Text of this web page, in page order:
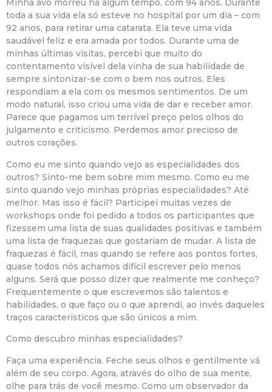
Minha avó morreu há algum tempo, com 94 anos. Durante
toda a sua vida ela só esteve no hospital por um dia – com
92 anos, para retirar uma catarata. Ela teve uma vida
saudável feliz e era amada por todos. Durante uma de
minhas últimas visitas, percebi que muito do
contentamento visível dela vinha de sua habilidade de
sempre sintonizar-se com o bem nos outros. Eles
respondiam a ela com os mesmos sentimentos. De um
modo natural, isso criou uma vida de dar e receber amor.
Parece que pagamos um terrível preço pelos olhos do
julgamento e criticismo. Perdemos amor precioso de
outros corações.
Como eu me sinto quando vejo as especialidades dos
outros? Sinto-me bem sobre mim mesmo. Como eu me
sinto quando vejo minhas próprias especialidades? Até
melhor. Mas isso é fácil? Participei muitas vezes de
workshops onde foi pedido a todos os participantes que
fizessem uma lista de suas qualidades positivas e também
uma lista de fraquezas que gostariam de mudar. A lista de
fraquezas é fácil, mas quando se refere aos pontos fortes,
quase todos nós achamos difícil escrever pelo menos
alguns. Será que posso dizer que realmente me conheço?
Frequentemente o que escrevemos são talentos e
habilidades, o que faço ou o que aprendi, ao invés daqueles
traços característicos que são únicos a mim.
Como descubro minhas especialidades?
Faça uma experiência. Feche seus olhos e gentilmente vá
além de seu corpo. Agora, através do olho de sua mente,
olhe para trás de você mesmo. Como um observador da